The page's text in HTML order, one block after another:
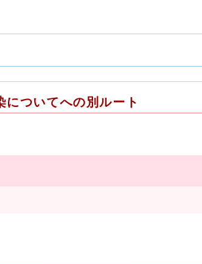
についてへの別ルート